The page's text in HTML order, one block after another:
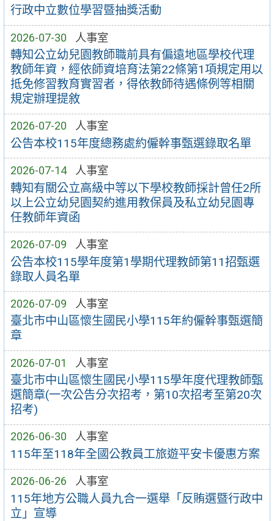
行政中立數位學習暨抽獎活動
2026-07-30 人事室
轉知公立幼兒園教師職前具有偏遠地區學校代理
教師年資，經依師資培育法第22條第1項規定用以
抵免修習教育實習者，得依教師待遇條例等相關
規定辦理提敘
2026-07-20 人事室
公告本校115年度總務處約僱幹事甄選錄取名單
2026-07-14 人事室
轉知有關公立高級中等以下學校教師採計曾任2所
以上公立幼兒園契約進用教保員及私立幼兒園專
任教師年資函
2026-07-09 人事室
公告本校115學年度第1學期代理教師第11招甄選
錄取人員名單
2026-07-09 人事室
臺北市中山區懷生國民小學115年約僱幹事甄選簡
章
2026-07-01 人事室
臺北市中山區懷生國民小學115學年度代理教師甄
選簡章(一次公告分次招考，第10次招考至第20次
招考)
2026-06-30 人事室
115年至118年全國公教員工旅遊平安卡優惠方案
2026-06-26 人事室
115年地方公職人員九合一選舉「反賄選暨行政中
立」宣導